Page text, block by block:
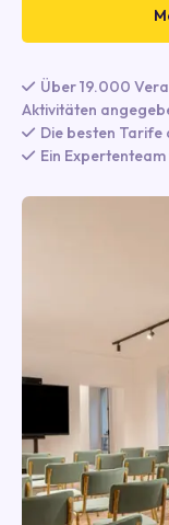
Über 19.000
Aktivitäten
Die besten
Ein